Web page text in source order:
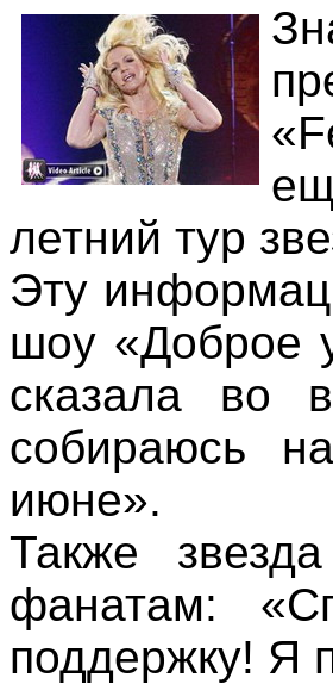
летний тур
Эту
шоу «Доброе
сказала во
собираюсь
июне».
Также
фанатам:
поддержку! Я